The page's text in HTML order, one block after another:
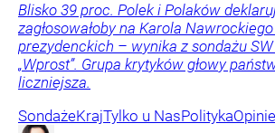
Blisko 39 proc. Polek i Polaków
zagłosowałoby na Karola
prezydenckich – wynika z sondażu
„Wprost”. Grupa krytyków głowy
liczniejsza.
SondażeKrajTylko u NasPolityka